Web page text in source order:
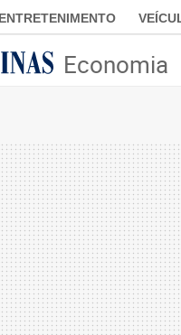
ENTRETENIMENTO
Economia